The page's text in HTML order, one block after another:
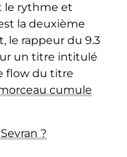
le rythme et
la deuxième
le rappeur du 9.3
un titre intitulé
flow du titre
cumule
?